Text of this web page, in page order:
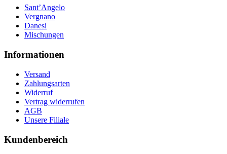
Sant’Angelo
Vergnano
Danesi
Mischungen
Informationen
Versand
Zahlungsarten
Widerruf
Vertrag widerrufen
AGB
Unsere Filiale
Kundenbereich